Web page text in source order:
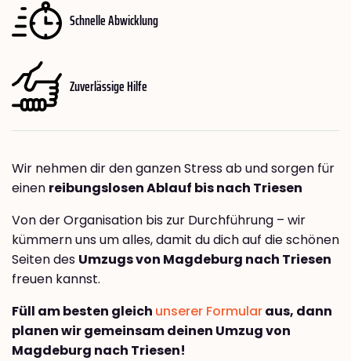
Schnelle Abwicklung
Zuverlässige Hilfe
Wir nehmen dir den ganzen Stress ab und sorgen für
einen reibungslosen Ablauf bis nach Triesen
Von der Organisation bis zur Durchführung – wir
kümmern uns um alles, damit du dich auf die schönen
Seiten des Umzugs von Magdeburg nach Triesen
freuen kannst.
Füll am besten gleich unserer Formularaus, dann
planen wir gemeinsam deinen Umzug von
Magdeburg nach Triesen!